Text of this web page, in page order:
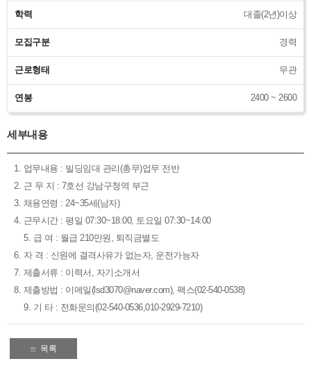
학력 대졸(2년)이상
모집구분 경력
근로형태 무관
연봉 2400 ~ 2600
세부내용
1. 업무내용 : 빌딩임대 관리(총무)업무 전반
2. 근 무 지 : 7호선 강남구청역 부근
3. 채용연령 : 24~35세(남자)
4. 근무시간 : 평일 07:30~18:00, 토요일 07:30~14:00
5. 급 여 : 월급 210만원, 퇴직금별도
6. 자 격 : 신원에 결격사유가 없는자, 운전가능자
7. 제출서류 : 이력서, 자기소개서
8. 제출방법 : 이메일(lsd3070@naver.com), 팩스(02-540-0538)
9. 기 타 : 전화문의(02-540-0536,010-2929-7210)
목록